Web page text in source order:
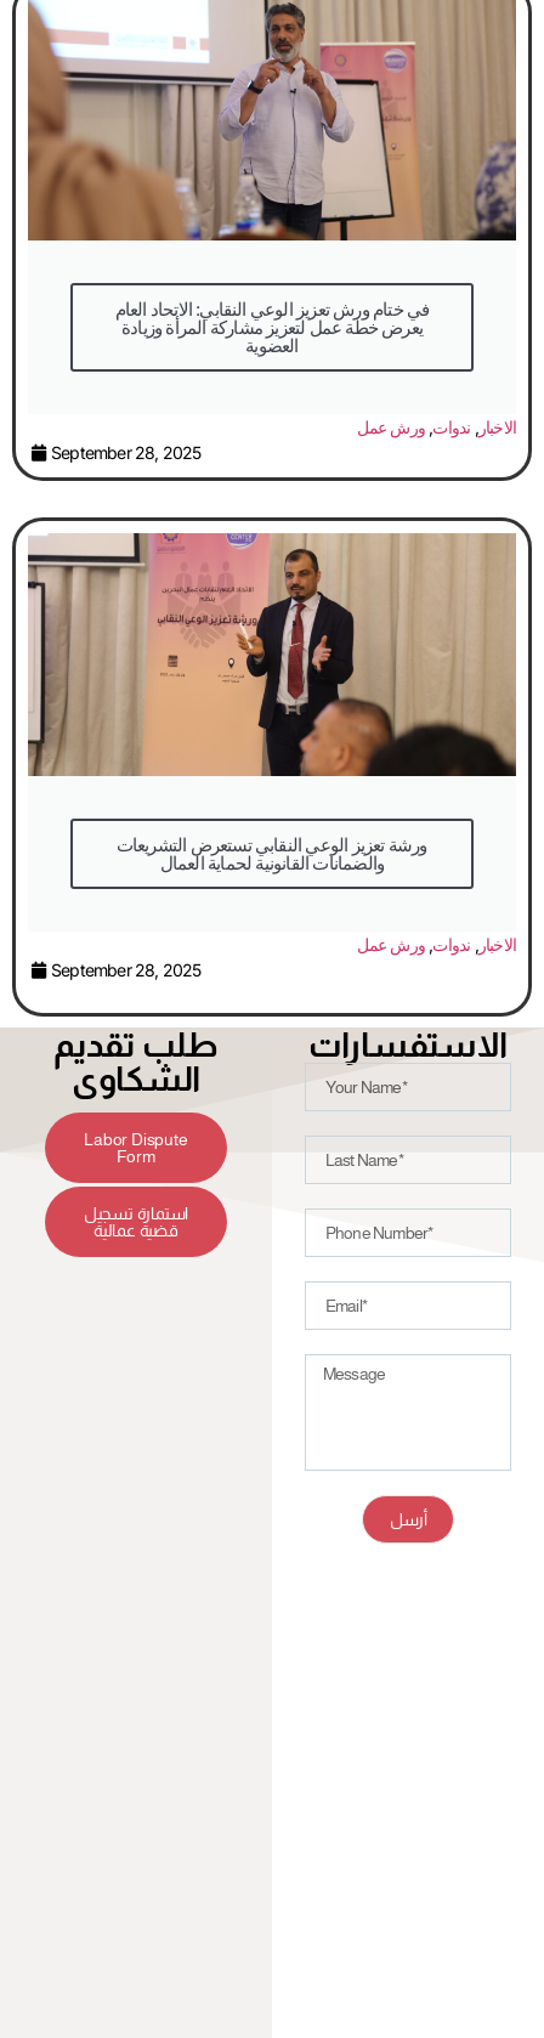
في ختام ورش تعزيز الوعي النقابي: الاتحاد العام
يعرض خطة عمل لتعزيز مشاركة المرأة وزيادة
العضوية
الاخبار, ندوات,ورش عمل
September 28, 2025
والضمانات القانونية لحماية العمال
الاخبار, ندوات,ورش عمل
September 28, 2025
طلب تقديم
الشكاوى
Labor Dispute
Form
استمارة تسجيل
قضية عمالية
الاستفسارات
أرسل